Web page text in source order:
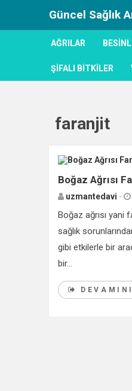
Güncel Sağlık
AĞRILAR
ŞIFALI BITKILER
faranjit
Boğaz Ağrısı
uzmantedavi -
Boğaz ağrısı
sağlık
gibi etkilerle bir
bir...